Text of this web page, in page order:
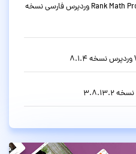
دانلود افزونه سئو حرفه ای رنک مث Rank Math Pro وردپرس فارسی نسخه